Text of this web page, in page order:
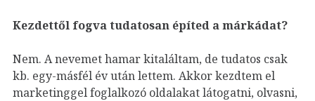
Kezdettől fogva tudatosan építed a márkádat?
Nem. A nevemet hamar kitaláltam, de tudatos csak
kb. egy-másfél év után lettem. Akkor kezdtem el
marketinggel foglalkozó oldalakat látogatni, olvasni,